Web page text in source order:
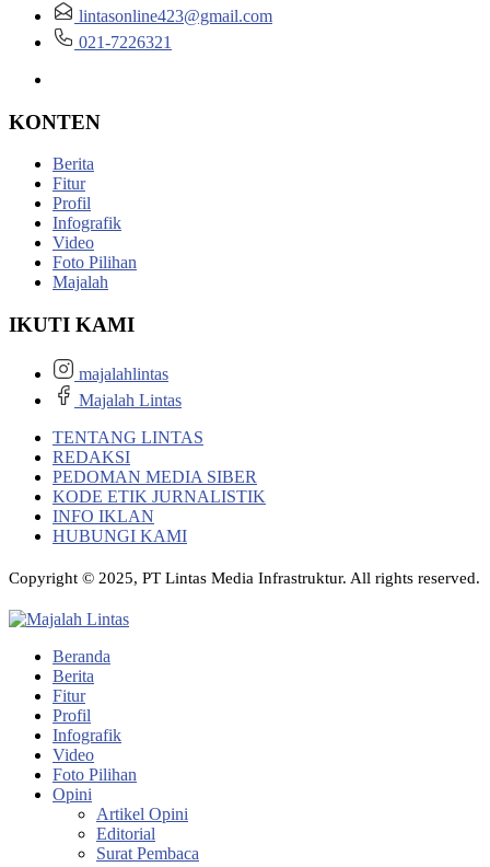
lintasonline423@gmail.com
021-7226321
KONTEN
Berita
Fitur
Profil
Infografik
Video
Foto Pilihan
Majalah
IKUTI KAMI
majalahlintas
Majalah Lintas
TENTANG LINTAS
REDAKSI
PEDOMAN MEDIA SIBER
KODE ETIK JURNALISTIK
INFO IKLAN
HUBUNGI KAMI
Copyright © 2025, PT Lintas Media Infrastruktur. All rights reserved.
Beranda
Berita
Fitur
Profil
Infografik
Video
Foto Pilihan
Opini
Artikel Opini
Editorial
Surat Pembaca